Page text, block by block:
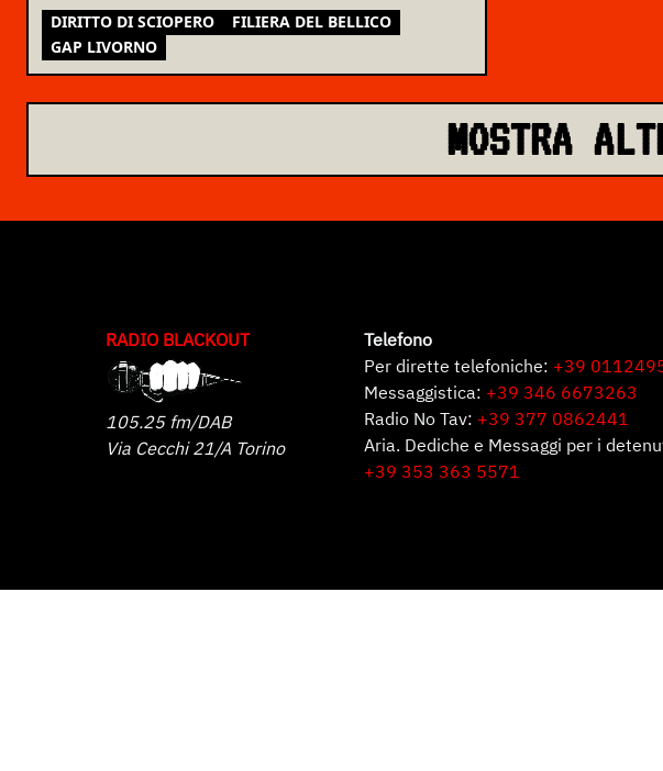
DIRITTO DI SCIOPERO
FILIERA DEL BELLICO
GAP LIVORNO
MOSTRA
RADIO BLACKOUT
105.25 fm/DAB
Via Cecchi 21/A Torino
Telefono
Per dirette telefoniche: +39
Messaggistica: +39 346 6673263
Radio No Tav: +39 377 0862441
Aria. Dediche e Messaggi per i
+39 353 363 5571